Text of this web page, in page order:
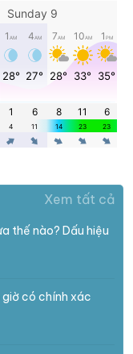
Xem tất cả
thế nào? Dấu hiệu
có chính xác